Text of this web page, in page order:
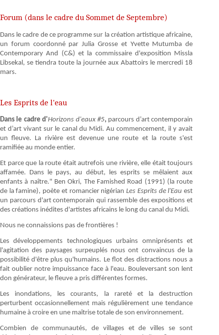
Forum (dans le cadre du Sommet de Septembre)
Dans le cadre de ce programme sur la création artistique africaine,
un forum coordonné par Julia Grosse et Yvette Mutumba de
Contemporary And (C&) et la commissaire d'exposition Missla
Libsekal, se tiendra toute la journée aux Abattoirs le mercredi 18
mars.
Les Esprits de l'eau
Dans le cadre d'Horizons d'eaux #5, parcours d’art contemporain
et d’art vivant sur le canal du Midi. Au commencement, il y avait
un fleuve. La rivière est devenue une route et la route s'est
ramifiée au monde entier.
Et parce que la route était autrefois une rivière, elle était toujours
affamée. Dans le pays, au début, les esprits se mêlaient aux
enfants à naître." Ben Okri, The Famished Road (1991) (la route
de la famine), poète et romancier nigérianLes Esprits de l'Eauest
un parcours d'art contemporain qui rassemble des expositions et
des créations inédites d'artistes africains le long du canal du Midi.
Nous ne connaissions pas de frontières !
Les développements technologiques urbains omniprésents et
l'agitation des paysages surpeuplés nous ont convaincus de la
possibilité d'être plus qu'humains. Le flot des distractions nous a
fait oublier notre impuissance face à l'eau. Bouleversant son lent
don générateur, le fleuve a pris différentes formes.
Les inondations, les courants, la rareté et la destruction
perturbent occasionnellement mais régulièrement une tendance
humaine à croire en une maîtrise totale de son environnement.
Combien de communautés, de villages et de villes se sont